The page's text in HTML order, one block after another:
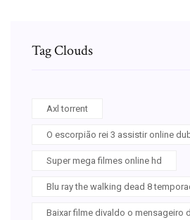
Tag Clouds
Axl torrent
O escorpião rei 3 assistir online
Super mega filmes online hd
Blu ray the walking dead 8
Baixar filme divaldo o mensageiro